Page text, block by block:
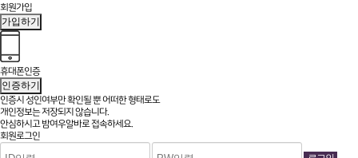
회원가입
가입하기
휴대폰인증
인증하기
인증시 성인여부만 확인될 뿐어떠한 형태로도
개인정보는 저장되지 않습니다.
안심하시고 밤여우알바로 접속하세요.
회원로그인